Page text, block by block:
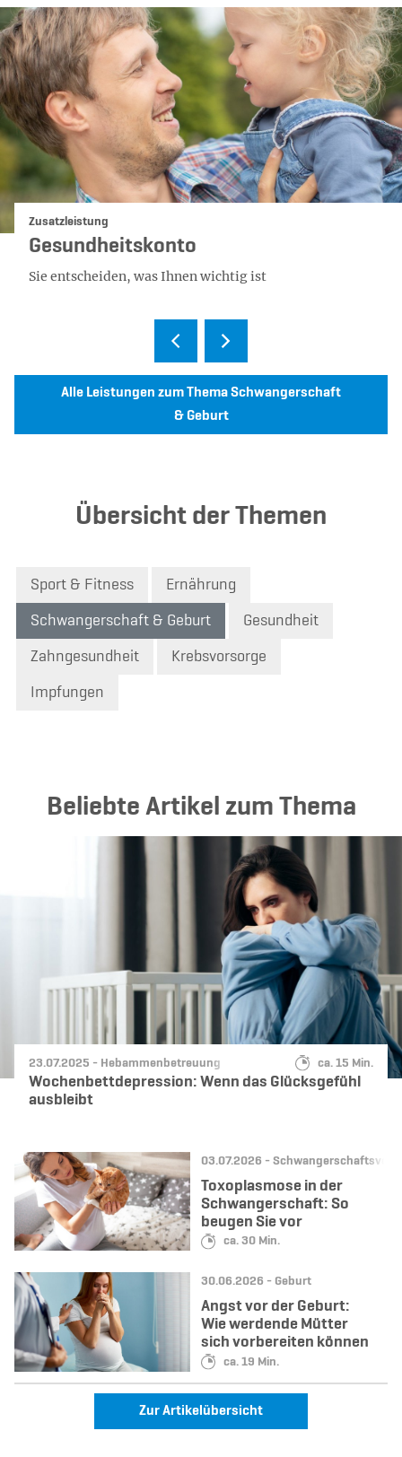
Kategorie:
Zusatzleistung
Gesundheitskonto
Sie entscheiden, was Ihnen wichtig ist
Alle Leistungen zum Thema Schwangerschaft
& Geburt
Übersicht der Themen
Sport & Fitness Ernährung
Schwangerschaft & Geburt Gesundheit
Zahngesundheit Krebsvorsorge
Impfungen
Beliebte Artikel zum Thema
Datum:
23.07.2025 - Kategorie:
Hebammenbetreuung Lesedauer:
ca. 15 Min.
Wochenbettdepression: Wenn das Glücksgefühl
ausbleibt
Datum:
03.07.2026 - Kategorie:
Lesedauer:
ca. 30 Min.
Toxoplasmose in der
Schwangerschaft: So
beugen Sie vor
Datum:
30.06.2026 - Kategorie:
Geburt
Lesedauer:
ca. 19 Min.
Angst vor der Geburt:
Wie werdende Mütter
sich vorbereiten können
Zur Artikelübersicht